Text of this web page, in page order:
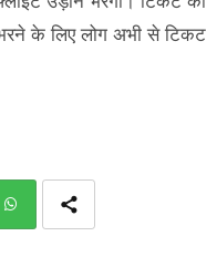
के लिए लोग अभी से टिकट